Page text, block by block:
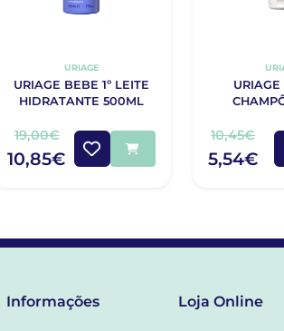
URIAGE
URIAGE BEBE 1º LEITE
HIDRATANTE 500ML
19,00€
10,85€
URIAGE
10,45€
5,54€
Informações Loja Online